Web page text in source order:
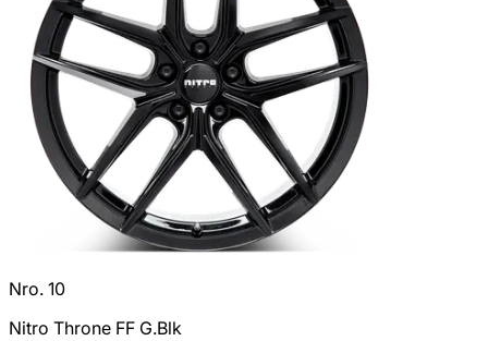
Nro. 10
Nitro Throne FF G.Blk